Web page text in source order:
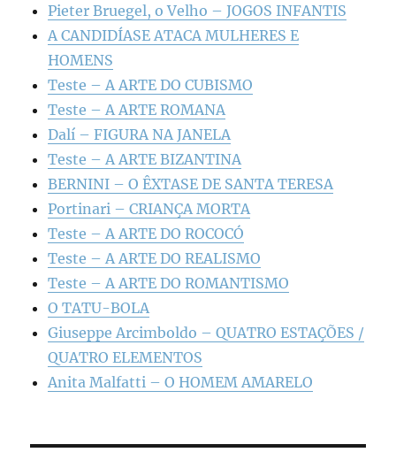
Pieter Bruegel, o Velho – JOGOS INFANTIS
A CANDIDÍASE ATACA MULHERES E
HOMENS
Teste – A ARTE DO CUBISMO
Teste – A ARTE ROMANA
Dalí – FIGURA NA JANELA
Teste – A ARTE BIZANTINA
BERNINI – O ÊXTASE DE SANTA TERESA
Portinari – CRIANÇA MORTA
Teste – A ARTE DO ROCOCÓ
Teste – A ARTE DO REALISMO
Teste – A ARTE DO ROMANTISMO
O TATU-BOLA
Giuseppe Arcimboldo – QUATRO ESTAÇÕES /
QUATRO ELEMENTOS
Anita Malfatti – O HOMEM AMARELO